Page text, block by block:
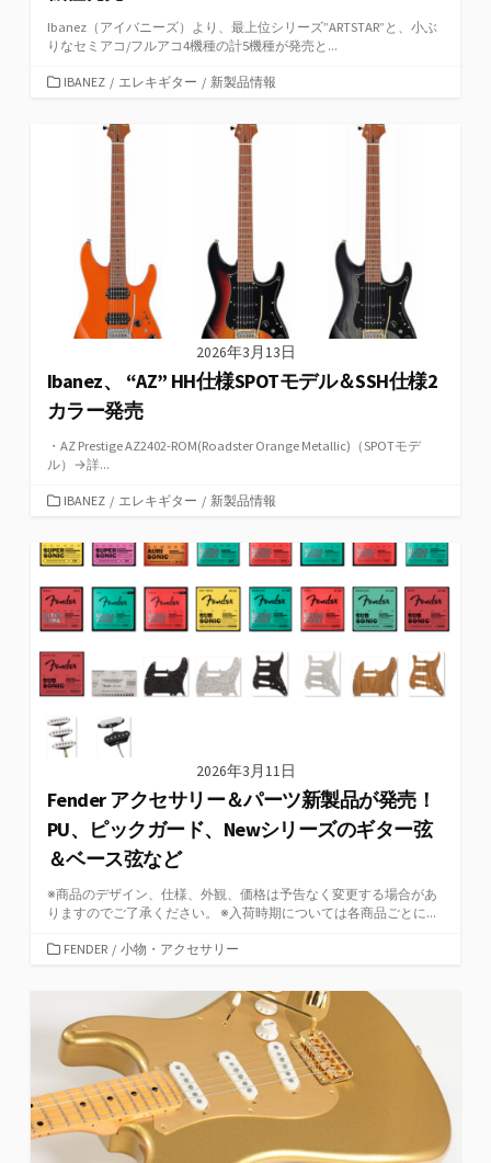
Ibanez（アイバニーズ）より、最上位シリーズ”ARTSTAR”と、小ぶ
りなセミアコ/フルアコ4機種の計5機種が発売と...
カIBANEZ / エレキギター / 新製品情報
2026年3月13日
Ibanez、 “AZ” HH仕様SPOTモデル＆SSH仕様2
カラー発売
・AZ Prestige AZ2402-ROM(Roadster Orange Metallic)（SPOTモデ
ル）→詳...
カ
ゴ
リ
IBANEZ / エレキギター / 新製品情報
2026年3月11日
Fender アクセサリー＆パーツ新製品が発売！
PU、ピックガード、Newシリーズのギター弦
＆ベース弦など
※商品のデザイン、仕様、外観、価格は予告なく変更する場合があ
りますのでご了承ください。 ※入荷時期については各商品ごとに...
カ
ー
FENDER / 小物・アクセサリー